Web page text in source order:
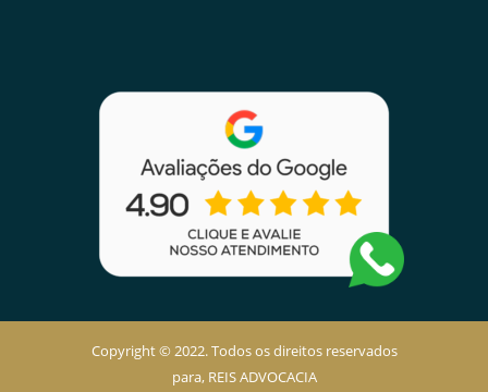
Copyright © 2022. Todos os direitos reservados
para, REIS ADVOCACIA